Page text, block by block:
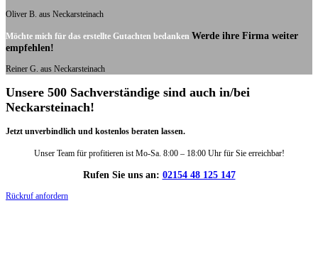
Oliver B. aus Neckarsteinach
Möchte mich für das erstellte Gutachten bedanken Werde ihre Firma weiter
empfehlen!
Reiner G. aus Neckarsteinach
Unsere 500 Sachverständige sind auch in/bei
Neckarsteinach!
Jetzt unverbindlich und kostenlos beraten lassen.
Unser Team für profitieren ist Mo-Sa. 8:00 – 18:00 Uhr für Sie erreichbar!
Rufen Sie uns an: 02154 48 125 147
Rückruf anfordern